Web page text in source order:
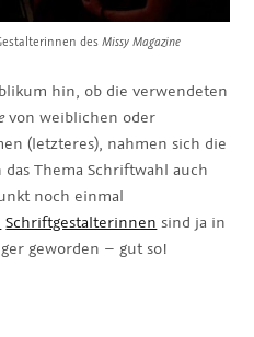
desMissy Magazine
hin, ob die verwendeten
von weiblichen oder
(letzteres), nahmen sich die
Thema Schriftwahl auch
noch einmal
Schriftgestalterinnen sind ja in
geworden – gut so!